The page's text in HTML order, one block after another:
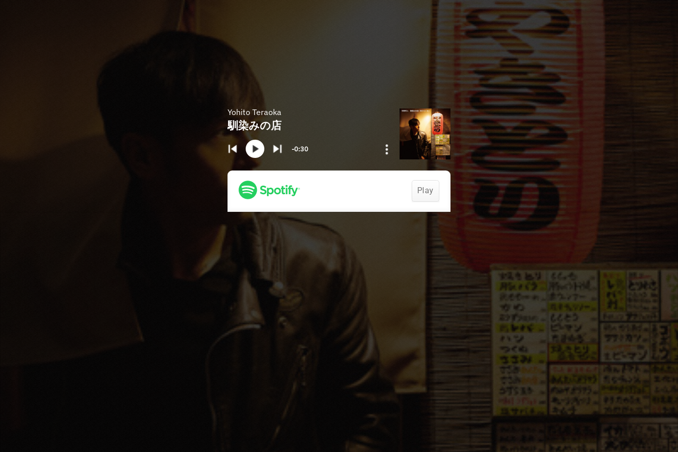
Yohito Teraoka
馴染みの店
-0:30
Play